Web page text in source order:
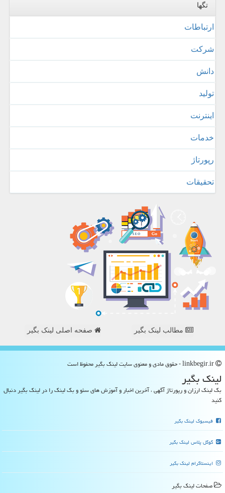
تگها
ارتباطات
شركت
دانش
تولید
اینترنت
خدمات
رپورتاژ
تحقیقات
مطالب لینک بگیر صفحه اصلی لینک بگیر
لینك بگیر
بک لینک ارزان و رپورتاژ آگهی ، آخرین اخبار و آموزش های سئو و بک لینک را در لینک بگیر دنبال
کنید
فیسبوک لینک بگیر
گوگل پلاس لینک بگیر
اینستاگرام لینک بگیر
صفحات لینك بگیر